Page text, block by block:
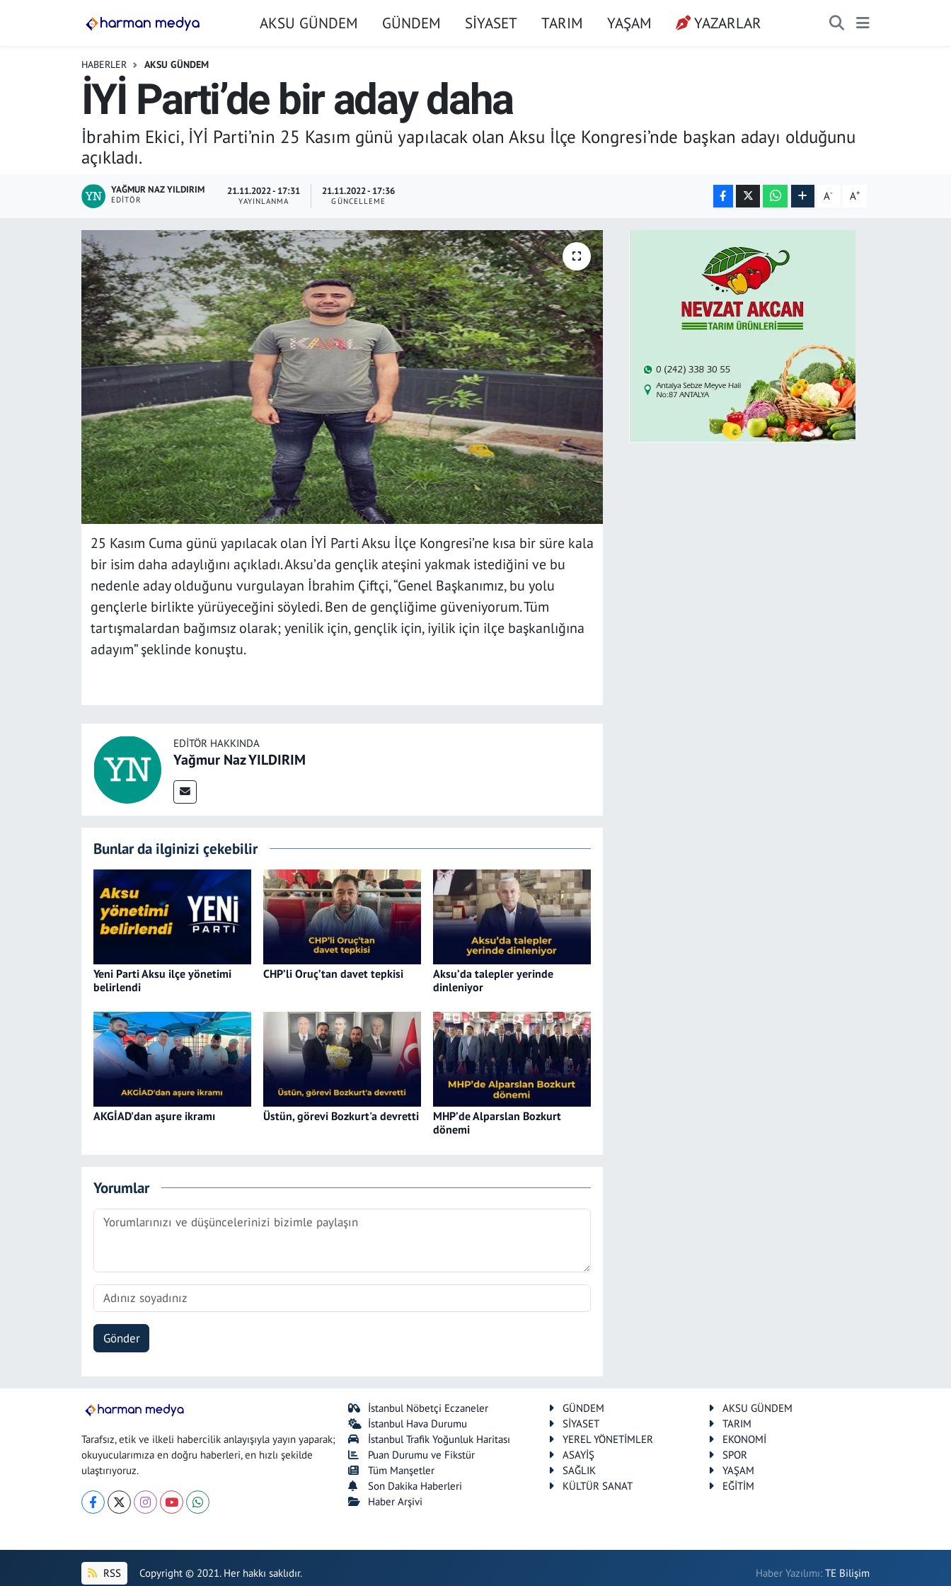
AKSU GÜNDEM GÜNDEM SİYASET TARIM YAŞAM YAZARLAR
HABERLER AKSU GÜNDEM
İYİ Parti’de bir aday daha
İbrahim Ekici, İYİ Parti’nin 25 Kasım günü yapılacak olan Aksu İlçe Kongresi’nde başkan adayı olduğunu
açıkladı.
YAĞMUR NAZ YILDIRIM
EDITÖR
21.11.2022 - 17:31
YAYINLANMA
21.11.2022 - 17:36
GÜNCELLEME A- A+
25 Kasım Cuma günü yapılacak olan İYİ Parti Aksu İlçe Kongresi’ne kısa bir süre kala
bir isim daha adaylığını açıkladı. Aksu’da gençlik ateşini yakmak istediğini ve bu
nedenle aday olduğunu vurgulayan İbrahim Çiftçi, “Genel Başkanımız, bu yolu
gençlerle birlikte yürüyeceğini söyledi. Ben de gençliğime güveniyorum. Tüm
tartışmalardan bağımsız olarak; yenilik için, gençlik için, iyilik için ilçe başkanlığına
adayım” şeklinde konuştu.
EDITÖR HAKKINDA
Yağmur Naz YILDIRIM
Bunlar da ilginizi çekebilir
Yeni Parti Aksu ilçe yönetimi
belirlendi
CHP’li Oruç’tan davet tepkisi
Aksu’da talepler yerinde
dinleniyor
AKGİAD'dan aşure ikramı Üstün, görevi Bozkurt'a devretti
MHP’de Alparslan Bozkurt
dönemi
Yorumlar
Gönder
Tarafsız, etik ve ilkeli habercilik anlayışıyla yayın yaparak;
okuyucularımıza en doğru haberleri, en hızlı şekilde
ulaştırıyoruz.
İstanbul Nöbetçi Eczaneler
İstanbul Hava Durumu
İstanbul Trafik Yoğunluk Haritası
Puan Durumu ve Fikstür
Tüm Manşetler
Son Dakika Haberleri
Haber Arşivi
GÜNDEM
AKSU GÜNDEM
SİYASET
TARIM
YEREL YÖNETİMLER
EKONOMİ
ASAYİŞ
SPOR
SAĞLIK
YAŞAM
KÜLTÜR SANAT
EĞİTİM
RSS Copyright © 2021. Her hakkı saklıdır. Haber Yazılımı:TE Bilişim
AKSU GÜNDEM
SİYASET
YEREL YÖNETİMLER
EKONOMİ
KÜLTÜR SANAT
İstanbul Hava Durumu
İstanbul Trafik Yoğunluk Haritası
Süper Lig Puan Durumu ve Fikstür
Tüm Manşetler
Son Dakika Haberleri
Haber Arşivi